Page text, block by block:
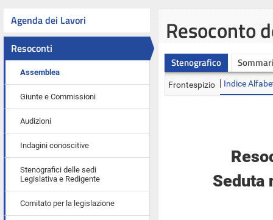
Agenda dei Lavori
Resoconti
Assemblea
Giunte e Commissioni
Audizioni
Indagini conoscitive
Stenografici delle sedi
Legislativa e Redigente
Comitato per la legislazione
Resoconto
Stenografico
Frontespizio Indice
Seduta